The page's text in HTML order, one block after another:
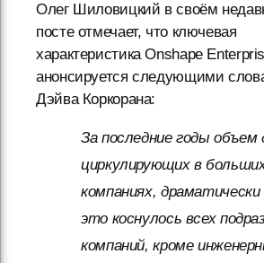
Олег Шиловицкий в своём
посте отмечает, что ключевая
характеристика Onshape
анонсируется следующими
Дэйва Коркорана:
За последние годы объем
циркулирующих в
компаниях,
это коснулось всех
компаний, кроме